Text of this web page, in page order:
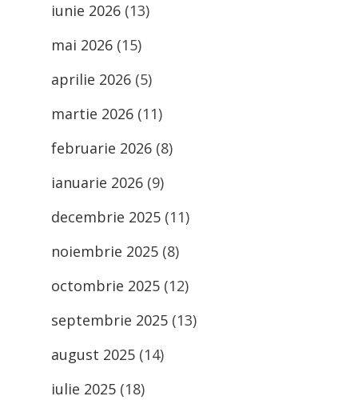
iunie 2026 (13)
mai 2026 (15)
aprilie 2026 (5)
martie 2026 (11)
februarie 2026 (8)
ianuarie 2026 (9)
decembrie 2025 (11)
noiembrie 2025 (8)
octombrie 2025 (12)
septembrie 2025 (13)
august 2025 (14)
iulie 2025 (18)